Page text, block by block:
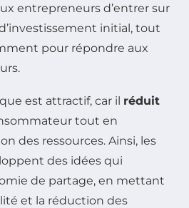
entrepreneurs d’entrer sur
initial, tout
pour répondre aux
est attractif, car il réduit
tout en
des ressources. Ainsi, les
des idées qui
de partage, en mettant
et la réduction des